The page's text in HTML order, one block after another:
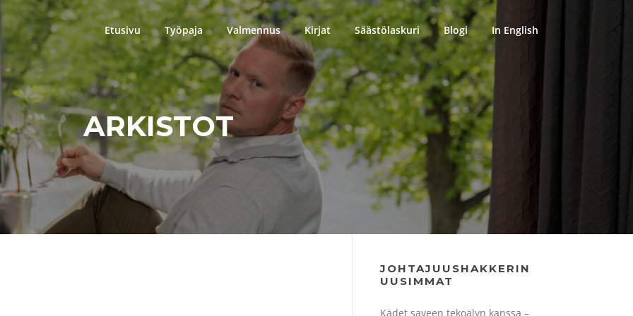
Etusivu Työpaja Valmennus Kirjat Säästölaskuri Blogi In English
ARKISTOT
JOHTAJUUSHAKKERIN
UUSIMMAT
Kädet saveen tekoälyn kanssa –